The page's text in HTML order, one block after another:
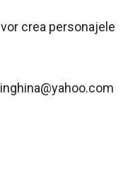
crea personajele